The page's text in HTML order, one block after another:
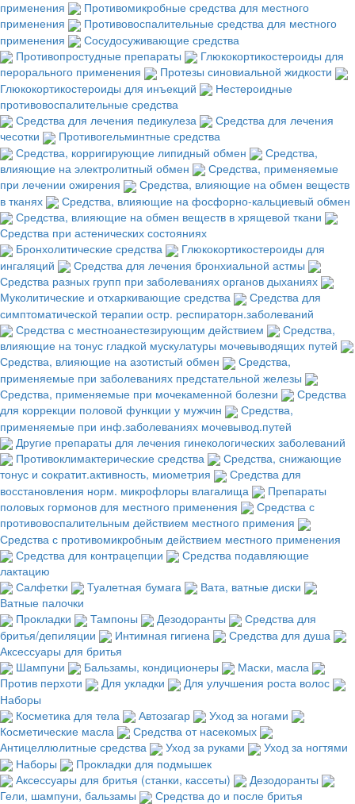
применения
Противомикробные средства для местного
применения
Противовоспалительные средства для местного
применения
Сосудосуживающие средства
Противопростудные препараты
Глюкокортикостероиды для
перорального применения
Протезы синовиальной жидкости
Глюкокортикостероиды для инъекций
Нестероидные
противовоспалительные средства
Средства для лечения педикулеза
Средства для лечения
чесотки
Противогельминтные средства
Средства, корригирующие липидный обмен
Средства,
влияющие на электролитный обмен
Средства, применяемые
при лечении ожирения
Средства, влияющие на обмен веществ
в тканях
Средства, влияющие на фосфорно-кальциевый обмен
Средства, влияющие на обмен веществ в хрящевой ткани
Средства при астенических состояниях
Бронхолитические средства
Глюкокортикостероиды для
ингаляций
Средства для лечения бронхиальной астмы
Средства разных групп при заболеваниях органов дыханиях
Муколитические и отхаркивающие средства
Средства для
симптоматической терапии остр. респираторн.заболеваний
Средства с местноанестезирующим действием
Средства,
влияющие на тонус гладкой мускулатуры мочевыводящих путей
Средства, влияющие на азотистый обмен
Средства,
применяемые при заболеваниях предстательной железы
Средства, применяемые при мочекаменной болезни
Средства
для коррекции половой функции у мужчин
Средства,
применяемые при инф.заболеваниях мочевывод.путей
Другие препараты для лечения гинекологических заболеваний
Противоклимактерические средства
Средства, снижающие
тонус и сократит.активность, миометрия
Средства для
восстановления норм. микрофлоры влагалища
Препараты
половых гормонов для местного применения
Средства с
противовоспалительным действием местного примения
Средства с противомикробным действием местного применения
Средства для контрацепции
Средства подавляющие
лактацию
Салфетки
Туалетная бумага
Вата, ватные диски
Ватные палочки
Прокладки
Тампоны Дезодоранты
Средства для
бритья/депиляции
Интимная гигиена
Средства для душа
Аксессуары для бритья
Шампуни
Бальзамы, кондиционеры
Маски, масла
Против перхоти
Для укладки
Для улучшения роста волос
Наборы
Косметика для тела
Автозагар
Уход за ногами
Косметические масла
Средства от насекомых
Антицеллюлитные средства
Уход за руками
Уход за ногтями
Наборы
Прокладки для подмышек
Аксессуары для бритья (станки, кассеты)
Дезодоранты
Гели, шампуни, бальзамы
Средства до и после бритья